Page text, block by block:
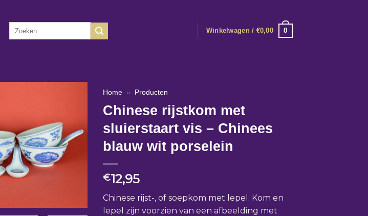
Winkelwagen / €0,00 0
Home » Producten
Chinese rijstkom met
sluierstaart vis – Chinees
blauw wit porselein
€12,95
Chinese rijst-, of soepkom met lepel. Kom en
lepel zijn voorzien van een afbeelding met